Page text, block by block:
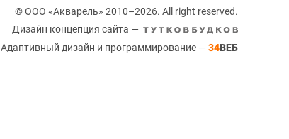
© ООО «Акварель» 2010–2026. All right reserved.
Дизайн концепция сайта —
Адаптивный дизайн и программирование — 34ВЕБ